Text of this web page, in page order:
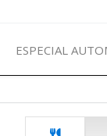
ESPECIAL